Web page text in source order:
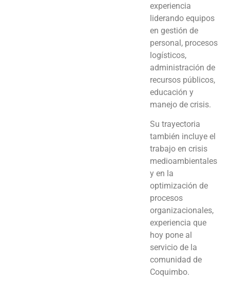
experiencia
liderando equipos
en gestión de
personal, procesos
logísticos,
administración de
recursos públicos,
educación y
manejo de crisis.
Su trayectoria
también incluye el
trabajo en crisis
medioambientales
y en la
optimización de
procesos
organizacionales,
experiencia que
hoy pone al
servicio de la
comunidad de
Coquimbo.